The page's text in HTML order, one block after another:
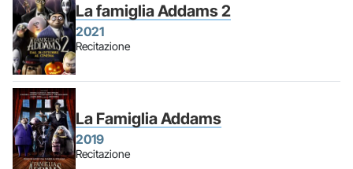
La famiglia Addams 2
2021
Recitazione
La Famiglia Addams
2019
Recitazione